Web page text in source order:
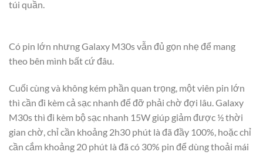
túi quần.
Có pin lớn nhưng Galaxy M30s vẫn đủ gọn nhẹ để mang
theo bên mình bất cứ đâu.
Cuối cùng và không kém phần quan trọng, một viên pin lớn
thì cần đi kèm cả sạc nhanh để đỡ phải chờ đợi lâu. Galaxy
M30s thì đi kèm bộ sạc nhanh 15W giúp giảm được ½ thời
gian chờ, chỉ cần khoảng 2h30 phút là đã đầy 100%, hoặc chỉ
cần cắm khoảng 20 phút là đã có 30% pin để dùng thoải mái